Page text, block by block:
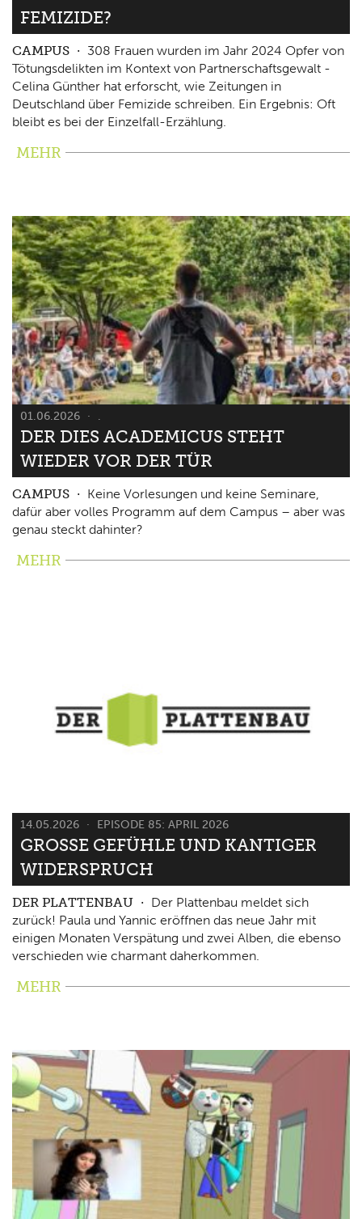
FEMIZIDE?
CAMPUS
308 Frauen wurden im Jahr 2024 Opfer von
Tötungsdelikten im Kontext von Partnerschaftsgewalt -
Celina Günther hat erforscht, wie Zeitungen in
Deutschland über Femizide schreiben. Ein Ergebnis: Oft
bleibt es bei der Einzelfall-Erzählung.
MEHR
01.06.2026 .
DER DIES ACADEMICUS STEHT
WIEDER VOR DER TÜR
CAMPUS
Keine Vorlesungen und keine Seminare,
dafür aber volles Programm auf dem Campus – aber was
genau steckt dahinter?
MEHR
14.05.2026 EPISODE 85: APRIL 2026
GROSSE GEFÜHLE UND KANTIGER W
IDERSPRUCH
DER PLATTENBAU
Der Plattenbau meldet sich
zurück! Paula und Yannic eröffnen das neue Jahr mit
einigen Monaten Verspätung und zwei Alben, die ebenso
verschieden wie charmant daherkommen.
MEHR